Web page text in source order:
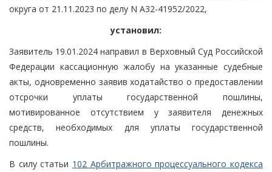
округа от 21.11.2023 по делу N А32-41952/2022,
установил:
Заявитель 19.01.2024 направил в Верховный Суд Российской
Федерации кассационную жалобу на указанные судебные
акты, одновременно заявив ходатайство о предоставлении
отсрочки уплаты государственной пошлины,
мотивированное отсутствием у заявителя денежных
средств, необходимых для уплаты государственной
пошлины.
В силу статьи 102 Арбитражного процессуального кодекса